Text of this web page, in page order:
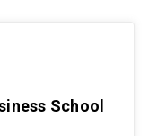
School